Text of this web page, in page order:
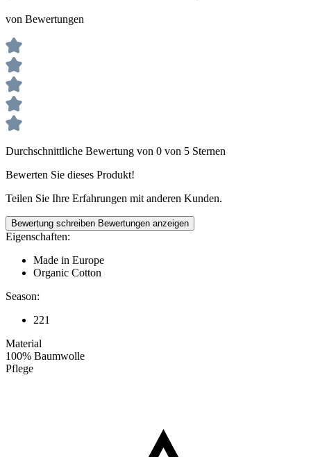
von Bewertungen
Durchschnittliche Bewertung von 0 von 5 Sternen
Bewerten Sie dieses Produkt!
Teilen Sie Ihre Erfahrungen mit anderen Kunden.
Bewertung schreiben Bewertungen anzeigen
Eigenschaften:
Made in Europe
Organic Cotton
Season:
221
Material
100% Baumwolle
Pflege